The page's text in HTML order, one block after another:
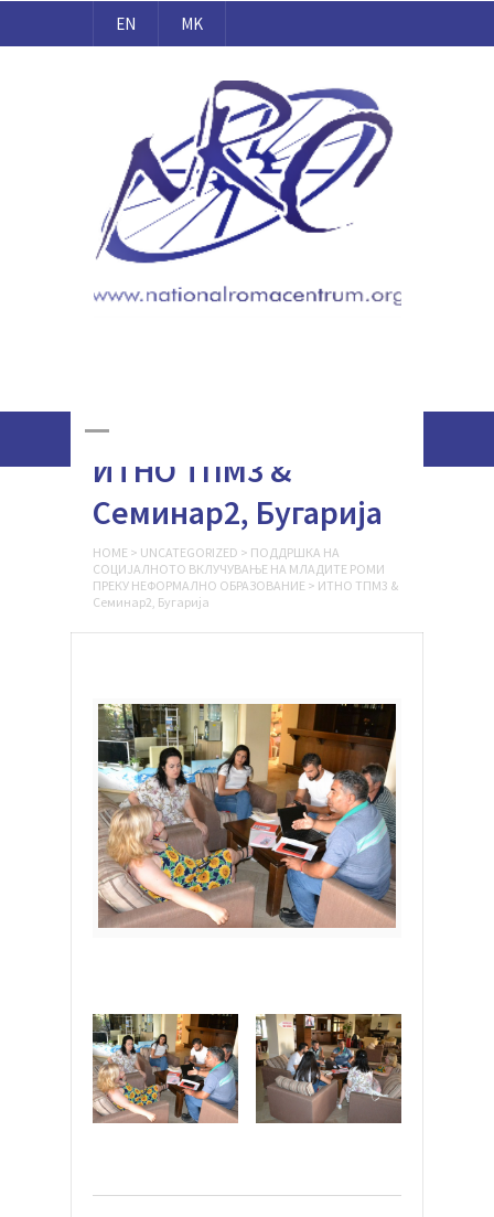
EN MK
ИТНО ТПМ3 &
Семинар2, Бугарија
HOME > UNCATEGORIZED > ПОДДРШКА НА
СОЦИЈАЛНОТО ВКЛУЧУВАЊЕ НА МЛАДИТЕ РОМИ
ПРЕКУ НЕФОРМАЛНО ОБРАЗОВАНИЕ > ИТНО ТПМ3 &
Семинар2, Бугарија